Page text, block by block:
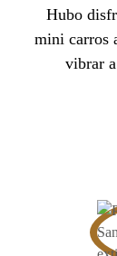
Hubo
mini carros
vibrar